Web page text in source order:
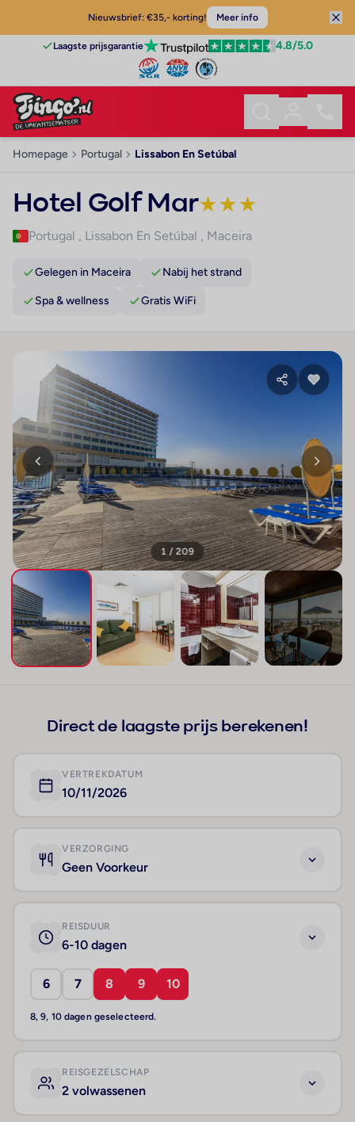
Nieuwsbrief: €35,- korting! Meer info
Laagste prijsgarantie 4.8/5.0
Homepage Portugal Lissabon En Setúbal
Hotel Golf Mar★★★
Portugal , Lissabon En Setúbal , Maceira
Gelegen in Maceira Nabij het strand
Spa & wellness Gratis WiFi
1 / 209
Direct de laagste prijs berekenen!
VERTREKDATUM
10/11/2026
VERZORGING
Geen Voorkeur
REISDUUR
6-10 dagen
6 7 8 9 10
8, 9, 10 dagen geselecteerd.
REISGEZELSCHAP
2 volwassenen